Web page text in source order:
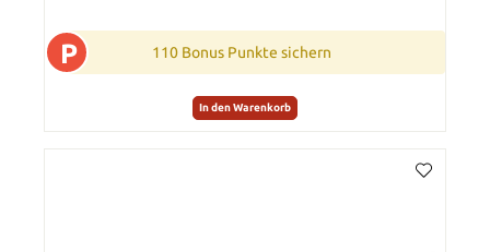
P 110 Bonus Punkte sichern
In den Warenkorb